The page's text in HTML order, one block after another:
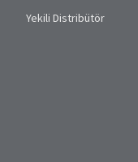
Yekili Distribütör